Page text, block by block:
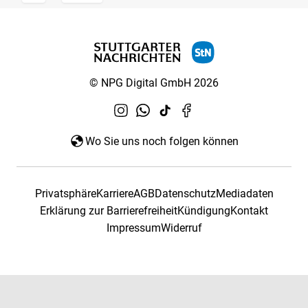
© NPG Digital GmbH 2026
Wo Sie uns noch folgen können
PrivatsphäreKarriereAGBDatenschutzMediadaten
Erklärung zur BarrierefreiheitKündigungKontakt
ImpressumWiderruf